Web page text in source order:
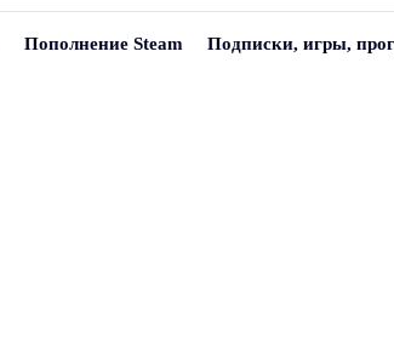
Пополнение Steam Подписки, игры,